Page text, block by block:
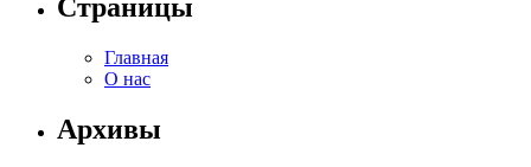
Страницы
Главная
О нас
Архивы